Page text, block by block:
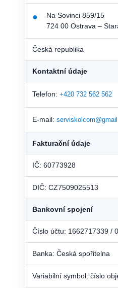
●
Na Sovinci 859/15
724 00 Ostrava –
Česká republika
Kontaktní údaje
Telefon: +420 732 562 562
E-mail:
Fakturační údaje
IČ: 60773928
DIČ: CZ7509025513
Bankovní spojení
Číslo účtu: 1662717339 /
Banka: Česká spořitelna
Variabilní symbol: číslo